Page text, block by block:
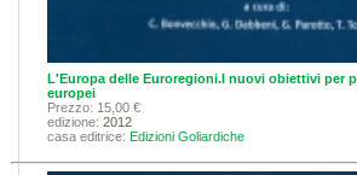
L'Europa delle Euroregioni.I nuovi obiettivi per
europei
Prezzo: 15,00 €
edizione: 2012
casa editrice: Edizioni Goliardiche